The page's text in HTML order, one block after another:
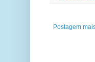
Postagem